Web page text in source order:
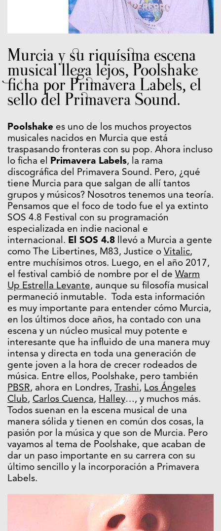
Murcia y su riquísima escena
musical llega lejos, Poolshake
ficha por Primavera Labels, el
sello del Primavera Sound.
Poolshake es uno de los muchos proyectos
musicales nacidos en Murcia que está
traspasando fronteras con su pop. Ahora incluso
lo ficha el Primavera Labels, la rama
discográfica del Primavera Sound. Pero, ¿qué
tiene Murcia para que salgan de allí tantos
grupos y músicos? Nosotros tenemos una teoría.
Pensamos que el foco de todo fue el ya extinto
SOS 4.8 Festival con su programación
especializada en indie nacional e
internacional. El SOS 4.8 llevó a Murcia a gente
como The Libertines, M83, Justice o Vitalic,
entre muchísimos otros. Luego, en el año 2017,
el festival cambió de nombre por el de Warm
Up Estrella Levante, aunque su filosofía musical
permaneció inmutable. Toda esta información
es muy importante para entender cómo Murcia,
en los últimos doce años, ha contado con una
escena y un núcleo musical muy potente e
interesante que ha influido de una manera muy
intensa y directa en toda una generación de
gente joven a la hora de crecer rodeados de
música. Entre ellos, Poolshake, pero también
PBSR, ahora en Londres, Trashi, Los Ángeles
Club, Carlos Cuenca, Halley…, y muchos más.
Todos suenan en la escena musical de una
manera sólida y tienen en común dos cosas, la
pasión por la música y que son de Murcia. Pero
vayamos al tema de Poolshake, que acaban de
dar un paso importante en su carrera con su
último sencillo y la incorporación a Primavera
Labels.